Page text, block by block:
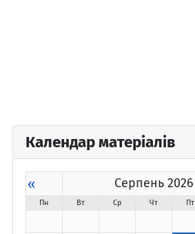
Календар матеріалів
« Серпень 2026
Пн Вт Ср Чт Пт